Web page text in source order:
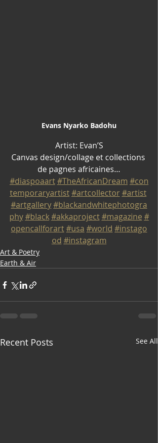
Evans Nyarko Badohu
Artist: Evan’S
Canvas design/collage et collections
de pagnes africaines…
#diaspoaart #TheAfricanDream #con
temporaryartist #artcollector #artist
#artgallery#blackandwhitephotogra
phy #black #akkaproject #magazine #
opencallforart#usa #world #instago
od #instagram
Art & Poetry
Earth & Air
Recent Posts See All